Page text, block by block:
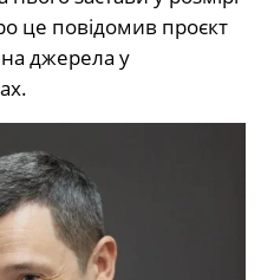
це повідомив проєкт
джерела у